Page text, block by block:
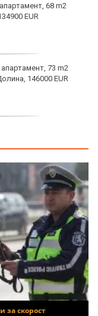
68 m2
EUR
73 m2
146000 EUR
за скорост